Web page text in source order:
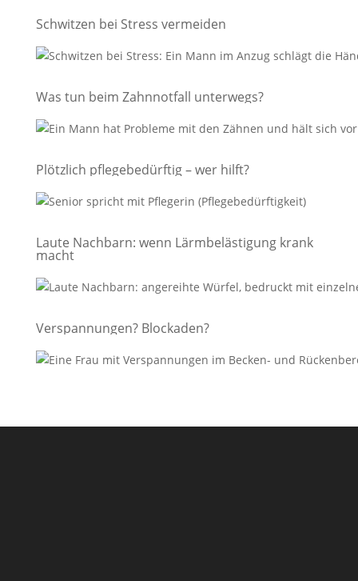
Schwitzen bei Stress vermeiden
Was tun beim Zahnnotfall unterwegs?
Plötzlich pflegebedürftig – wer hilft?
Laute Nachbarn: wenn Lärmbelästigung krank
macht
Verspannungen? Blockaden?